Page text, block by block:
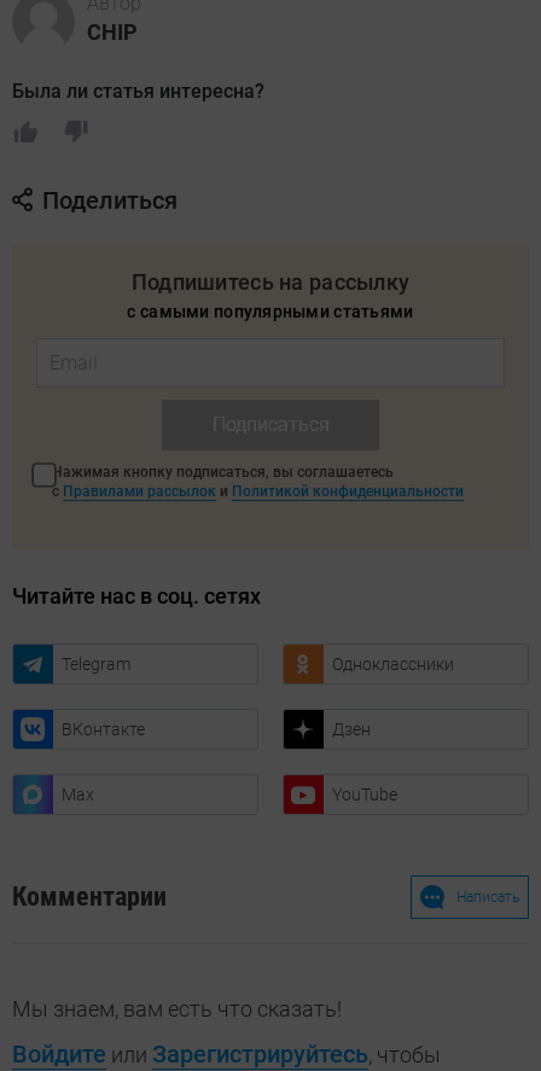
CHIP
Была ли статья интересна?
Поделиться
Подпишитесь на рассылку
с самыми популярными статьями
Нажимая кнопку подписаться, вы соглашаетесь
с Правилами рассылок и Политикой конфиденциальности
Читайте нас в соц. сетях
Telegram Одноклассники
ВКонтакте Дзен
Max YouTube
Комментарии Написать
Мы знаем, вам есть что сказать!
Войдите или Зарегистрируйтесь, чтобы